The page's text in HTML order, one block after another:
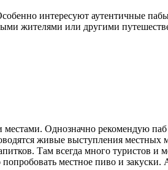
интересуют аутентичные
жителями или другими
Однозначно рекомендую
живые выступления
Там всегда много туристов и
местное пиво и